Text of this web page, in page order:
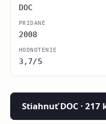
DOC
PRIDANÉ
2008
HODNOTENIE
3,7/5
Stiahnuť DOC · 217